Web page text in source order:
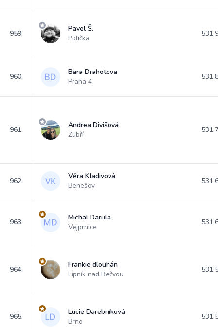
959.
Pavel Š.
Polička
960.
Bara Drahotova
Praha 4
961.
Andrea Divišová
Zubří
962.
Věra Kladivová
Benešov
963.
Michal Darula
Vejprnice
964.
Frankie dlouhán
Lipník nad Bečvou
965.
Lucie Darebníková
Brno